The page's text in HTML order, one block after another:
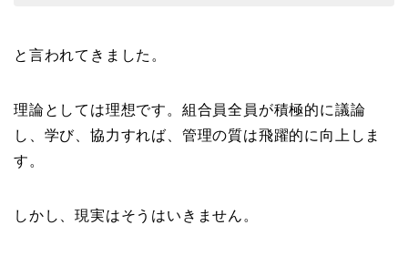
と言われてきました。
理論としては理想です。組合員全員が積極的に議論
し、学び、協力すれば、管理の質は飛躍的に向上しま
す。
しかし、現実はそうはいきません。